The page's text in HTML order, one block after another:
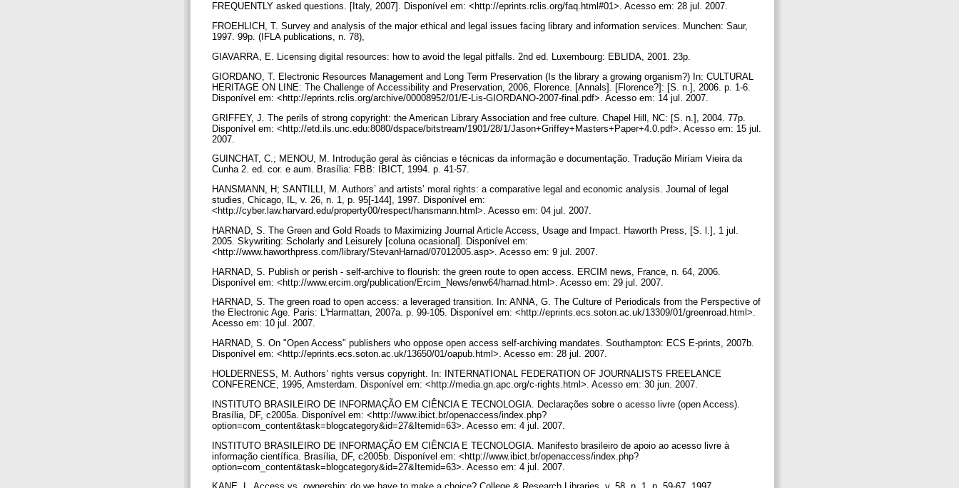
FREQUENTLY asked questions. [Italy, 2007]. Disponível em: <http://eprints.rclis.org/faq.html#01>. Acesso em: 28 jul. 2007.
FROEHLICH, T. Survey and analysis of the major ethical and legal issues facing library and information services. Munchen: Saur,
1997. 99p. (IFLA publications, n. 78),
GIAVARRA, E. Licensing digital resources: how to avoid the legal pitfalls. 2nd ed. Luxembourg: EBLIDA, 2001. 23p.
GIORDANO, T. Electronic Resources Management and Long Term Preservation (Is the library a growing organism?) In: CULTURAL
HERITAGE ON LINE: The Challenge of Accessibility and Preservation, 2006, Florence. [Annals]. [Florence?]: [S. n.], 2006. p. 1-6.
Disponível em: <http://eprints.rclis.org/archive/00008952/01/E-Lis-GIORDANO-2007-final.pdf>. Acesso em: 14 jul. 2007.
GRIFFEY, J. The perils of strong copyright: the American Library Association and free culture. Chapel Hill, NC: [S. n.], 2004. 77p.
Disponível em: <http://etd.ils.unc.edu:8080/dspace/bitstream/1901/28/1/Jason+Griffey+Masters+Paper+4.0.pdf>. Acesso em: 15 jul.
2007.
GUINCHAT, C.; MENOU, M. Introdução geral às ciências e técnicas da informação e documentação. Tradução Miríam Vieira da
Cunha 2. ed. cor. e aum. Brasília: FBB: IBICT, 1994. p. 41-57.
HANSMANN, H; SANTILLI, M. Authors’ and artists’ moral rights: a comparative legal and economic analysis. Journal of legal
studies, Chicago, IL, v. 26, n. 1, p. 95[-144], 1997. Disponível em:
<http://cyber.law.harvard.edu/property00/respect/hansmann.html>. Acesso em: 04 jul. 2007.
HARNAD, S. The Green and Gold Roads to Maximizing Journal Article Access, Usage and Impact. Haworth Press, [S. l.], 1 jul.
2005. Skywriting: Scholarly and Leisurely [coluna ocasional]. Disponível em:
<http://www.haworthpress.com/library/StevanHarnad/07012005.asp>. Acesso em: 9 jul. 2007.
HARNAD, S. Publish or perish - self-archive to flourish: the green route to open access. ERCIM news, France, n. 64, 2006.
Disponível em: <http://www.ercim.org/publication/Ercim_News/enw64/harnad.html>. Acesso em: 29 jul. 2007.
HARNAD, S. The green road to open access: a leveraged transition. In: ANNA, G. The Culture of Periodicals from the Perspective of
the Electronic Age. Paris: L'Harmattan, 2007a. p. 99-105. Disponível em: <http://eprints.ecs.soton.ac.uk/13309/01/greenroad.html>.
Acesso em: 10 jul. 2007.
HARNAD, S. On "Open Access" publishers who oppose open access self-archiving mandates. Southampton: ECS E-prints, 2007b.
Disponível em: <http://eprints.ecs.soton.ac.uk/13650/01/oapub.html>. Acesso em: 28 jul. 2007.
HOLDERNESS, M. Authors’ rights versus copyright. In: INTERNATIONAL FEDERATION OF JOURNALISTS FREELANCE
CONFERENCE, 1995, Amsterdam. Disponível em: <http://media.gn.apc.org/c-rights.html>. Acesso em: 30 jun. 2007.
INSTITUTO BRASILEIRO DE INFORMAÇÃO EM CIÊNCIA E TECNOLOGIA. Declarações sobre o acesso livre (open Access).
Brasília, DF, c2005a. Disponível em: <http://www.ibict.br/openaccess/index.php?
option=com_content&task=blogcategory&id=27&Itemid=63>. Acesso em: 4 jul. 2007.
INSTITUTO BRASILEIRO DE INFORMAÇÃO EM CIÊNCIA E TECNOLOGIA. Manifesto brasileiro de apoio ao acesso livre à
informação científica. Brasília, DF, c2005b. Disponível em: <http://www.ibict.br/openaccess/index.php?
option=com_content&task=blogcategory&id=27&Itemid=63>. Acesso em: 4 jul. 2007.